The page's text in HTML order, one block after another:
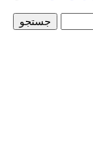
جستجو